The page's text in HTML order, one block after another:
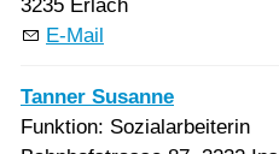
3235 Erlach
E-Mail
Tanner Susanne
Funktion: Sozialarbeiterin